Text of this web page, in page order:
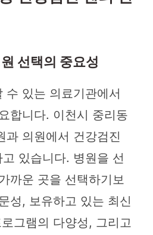
선택의 중요성
수 있는 의료기관에서
합니다. 이천시 중리동
과 의원에서 건강검진
있습니다. 병원을 선
까운 곳을 선택하기보
성, 보유하고 있는 최신
그램의 다양성, 그리고